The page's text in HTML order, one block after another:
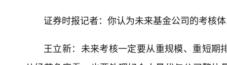
证券时报记者：你认为未来基金公司的考核
王立新：未来考核一定要从重规模、重短